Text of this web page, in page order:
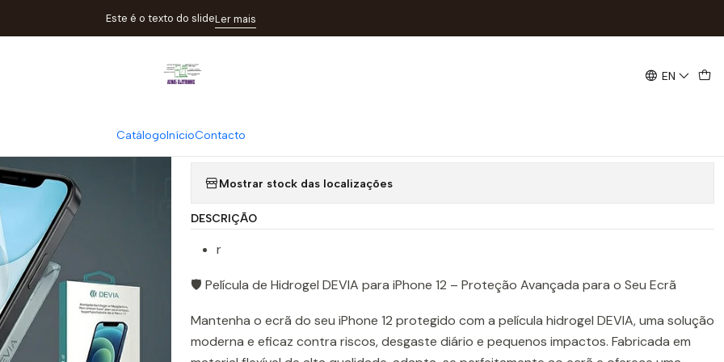
EN
CatálogoInícioContacto
Este é o texto do slideLer mais
Películas Película Hidrogel DEVIA iPhone 12 | ACM85
|
Película Hidrogel DEVIA iPhone 12 | ACM85
Mostrar stock das localizações
DESCRIÇÃO
r
🛡️ Película de Hidrogel DEVIA para iPhone 12 – Proteção Avançada para o Seu Ecrã
Mantenha o ecrã do seu iPhone 12 protegido com a película hidrogel DEVIA, uma solução
moderna e eficaz contra riscos, desgaste diário e pequenos impactos. Fabricada em